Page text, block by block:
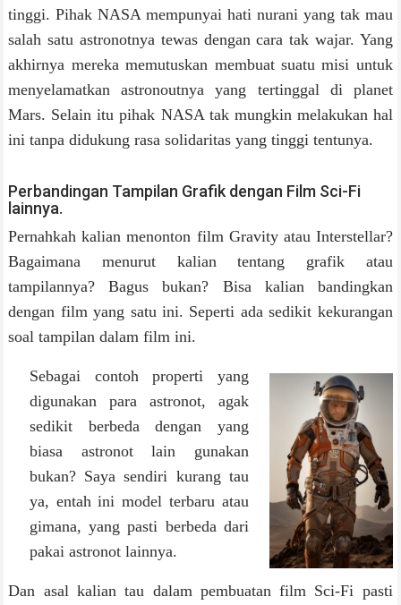
tinggi. Pihak NASA mempunyai hati nurani yang tak mau
salah satu astronotnya tewas dengan cara tak wajar. Yang
akhirnya mereka memutuskan membuat suatu misi untuk
menyelamatkan astronoutnya yang tertinggal di planet
Mars. Selain itu pihak NASA tak mungkin melakukan hal
ini tanpa didukung rasa solidaritas yang tinggi tentunya.
Perbandingan Tampilan Grafik dengan Film Sci-Fi
lainnya.
Pernahkah kalian menonton film Gravity atau Interstellar?
Bagaimana menurut kalian tentang grafik atau
tampilannya? Bagus bukan? Bisa kalian bandingkan
dengan film yang satu ini. Seperti ada sedikit kekurangan
soal tampilan dalam film ini.
Sebagai contoh properti yang
digunakan para astronot, agak
sedikit berbeda dengan yang
biasa astronot lain gunakan
bukan? Saya sendiri kurang tau
ya, entah ini model terbaru atau
gimana, yang pasti berbeda dari
pakai astronot lainnya.
Dan asal kalian tau dalam pembuatan film Sci-Fi pasti